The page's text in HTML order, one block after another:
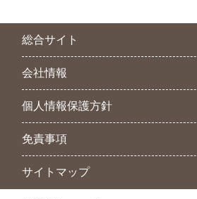
総合サイト
会社情報
個人情報保護方針
免責事項
サイトマップ